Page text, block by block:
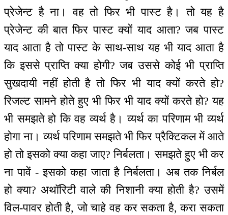
प्रेजेन्ट है ना। वह तो फिर भी पास्ट है। तो यह है
प्रेजेन्ट की बात फिर पास्ट क्यों याद आता? जब पास्ट
याद आता है तो पास्ट के साथ-साथ यह भी याद आता है
कि इससे प्राप्ति क्या होगी? जब उससे कोई भी प्राप्ति
सुखदायी नहीं होती है तो फिर भी याद क्यों करते हो?
रिजल्ट सामने होते हुए भी फिर भी याद क्यों करते हो? यह
भी समझते हो कि वह व्यर्थ है। व्यर्थ का परिणाम भी व्यर्थ
होगा ना। व्यर्थ परिणाम समझते भी फिर प्रैक्टिकल में आते
हो तो इसको क्या कहा जाए? निर्बलता। समझते हुए भी कर
ना पावें - इसको कहा जाता है निर्बलता। अब तक निर्बल
हो क्या? अथॉरिटी वाले की निशानी क्या होती है? उसमें
विल-पावर होती है, जो चाहे वह कर सकता है, करा सकता